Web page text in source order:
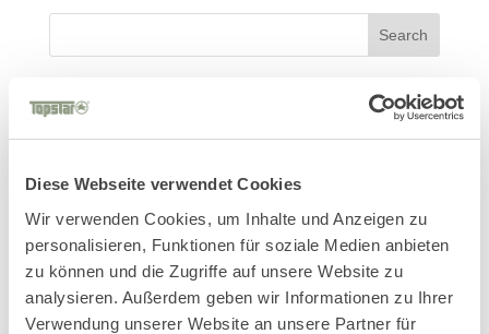
Diese Webseite verwendet Cookies
Wir verwenden Cookies, um Inhalte und Anzeigen zu
personalisieren, Funktionen für soziale Medien anbieten
zu können und die Zugriffe auf unsere Website zu
analysieren. Außerdem geben wir Informationen zu Ihrer
Verwendung unserer Website an unsere Partner für
Search
Neueste Beiträge
Moving Responsibly Toward the Future – Our
TDR – Back Health Day 2026
Ambiente 2026 Discover the power of SIT, MOVE,
IMPROVE